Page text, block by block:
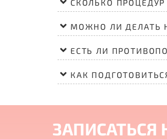
СКОЛЬКО
МОЖНО ЛИ ДЕЛАТЬ
ЕСТЬ ЛИ
КАК
ЗАПИСАТЬСЯ